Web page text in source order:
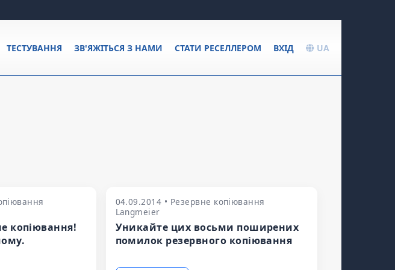
UA
ВХІД
СТАТИ РЕСЕЛЛЕРОМ
ЗВ'ЯЖІТЬСЯ З НАМИ
ТЕСТУВАННЯ
копіювання!
04.09.2014 • Резервне копіювання
Langmeier
Уникайте цих восьми поширених
помилок резервного копіювання